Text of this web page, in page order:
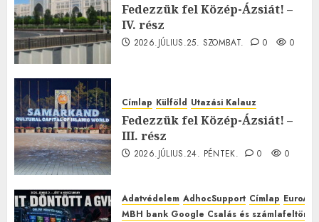
Fedezzük fel Közép-Ázsiát! –
IV. rész
2026.JÚLIUS.25. SZOMBAT. 0 0
Címlap Külföld Utazási Kalauz
Fedezzük fel Közép-Ázsiát! –
III. rész
2026.JÚLIUS.24. PÉNTEK. 0 0
Adatvédelem AdhocSupport Címlap
MBH bank Google Csalás és